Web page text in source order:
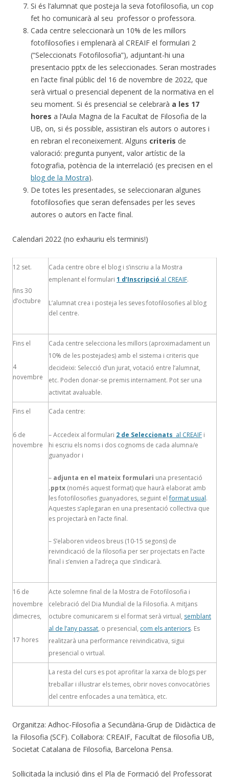
Si és l’alumnat que posteja la seva fotofilosofia, un cop
fet ho comunicarà al seu professor o professora.
Cada centre seleccionarà un 10% de les millors
fotofilosofies i emplenarà al CREAIF el formulari 2
(“Seleccionats Fotofilosofia”), adjuntant-hi una
presentacio pptx de les seleccionades. Seran mostrades
en l’acte final públic del 16 de novembre de 2022, que
serà virtual o presencial depenent de la normativa en el
seu moment. Si és presencial se celebrarà a les 17
hores a l’Aula Magna de la Facultat de Filosofia de la
UB, on, si és possible, assistiran els autors o autores i
en rebran el reconeixement. Alguns criteris de
valoració: pregunta punyent, valor artístic de la
fotografia, potència de la interrelació (es precisen en el
blog de la Mostra).
De totes les presentades, se seleccionaran algunes
fotofilosofies que seran defensades per les seves
autores o autors en l’acte final.
Calendari 2022 (no exhauriu els terminis!)
12 set.
fins 30
d’octubre
Cada centre obre el blog i s’inscriu a la Mostra
emplenant el formulari 1 d’Inscripció al CREAIF.
L’alumnat crea i posteja les seves fotofilosofies al blog
del centre.
Fins el
4
novembre
Cada centre selecciona les millors (aproximadament un
10% de les postejades) amb el sistema i criteris que
decideixi: Selecció d’un jurat, votació entre l’alumnat,
etc. Poden donar-se premis internament. Pot ser una
activitat avaluable.
Fins el
6 de
novembre
Cada centre:
– Accedeix al formulari 2 de Seleccionats al CREAIF i
hi escriu els noms i dos cognoms de cada alumna/e
guanyador i
– adjunta en el mateix formulari una presentació
.pptx (només aquest format) que haurà elaborat amb
les fotofilosofies guanyadores, seguint elformat usual.
Aquestes s’aplegaran en una presentació collectiva que
es projectarà en l’acte final.
– S’elaboren videos breus (10-15 segons) de
reivindicació de la filosofia per ser projectats en l’acte
final i s’envien a l’adreça que s’indicarà.
16 de
novembre
dimecres,
17 hores
Acte solemne final de la Mostra de Fotofilosofia i
celebració del Dia Mundial de la Filosofia. A mitjans
octubre comunicarem si el format serà virtual, semblant
al de l’any passat, o presencial, com els anteriors. Es
realitzarà una performance reivindicativa, sigui
presencial o virtual.
La resta del curs es pot aprofitar la xarxa de blogs per
treballar i il·lustrar els temes, obrir noves convocatòries
del centre enfocades a una temàtica, etc.
Organitza: Adhoc-Filosofia a Secundària-Grup de Didàctica de
la Filosofia (SCF). Col·labora: CREAIF, Facultat de filosofia UB,
Societat Catalana de Filosofia, Barcelona Pensa.
Sol·licitada la inclusió dins el Pla de Formació del Professorat